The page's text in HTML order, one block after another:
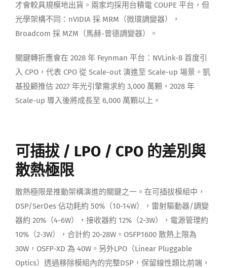
才會較具規模地出貨。兩家均採用台積電 COUPE 平台，但
光學架構不同：nVIDIA 採 MRM（微環調變器），
Broadcom 採 MZM（馬赫-曾德調變器）。
關鍵轉折應會在 2028 年 Feynman 平台：NVLink-8 首度引
入 CPO，代表 CPO 從 Scale-out 演進至 Scale-up 場景。凱
基投顧推估 2027 年光引擎需求約 3,000 萬顆，2028 年
Scale-up 導入後將成長至 6,000 萬顆以上。
可插拔 / LPO / CPO 的差別與
散熱極限
散熱極限是推動架構演進的關鍵之一。在可插拔模組中，
DSP/SerDes 佔功耗約 50%（10-14W），雷射驅動器/調變
器約 20%（4-6W），接收器約 12%（2-3W），電源管理約
10%（2-3W），合計約 20-28W。OSFP1600 散熱上限為
30W，OSFP-XD 為 40W。另外LPO（Linear Pluggable
Optics）透過移除模組內的完整DSP，保留線性類比前端，